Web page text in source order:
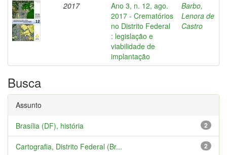
2017
Ano 3, n. 12, ago.
2017 - Crematórios
no Distrito Federal
: legislação e
viabilidade de
implantação
Barbo,
Lenora de
Castro
Busca
Assunto
2
Brasília (DF), história
2
Cartografia, Distrito Federal (Br...